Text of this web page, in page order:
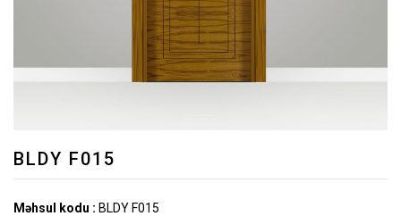
BLDY F015
Məhsul kodu : BLDY F015